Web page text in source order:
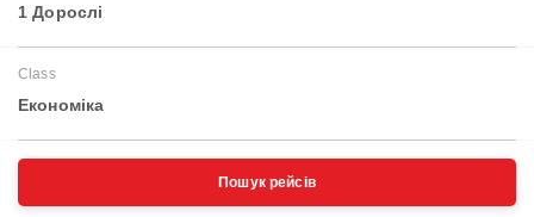
1 Дорослі
Class
Економіка
Пошук рейсів